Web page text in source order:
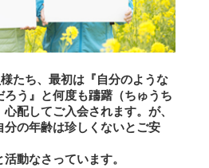
たち、最初は『自分のような
う』と何度も躊躇（ちゅうち
配してご入会されます。が、
の年齢は珍しくないとご安
動なさっています。